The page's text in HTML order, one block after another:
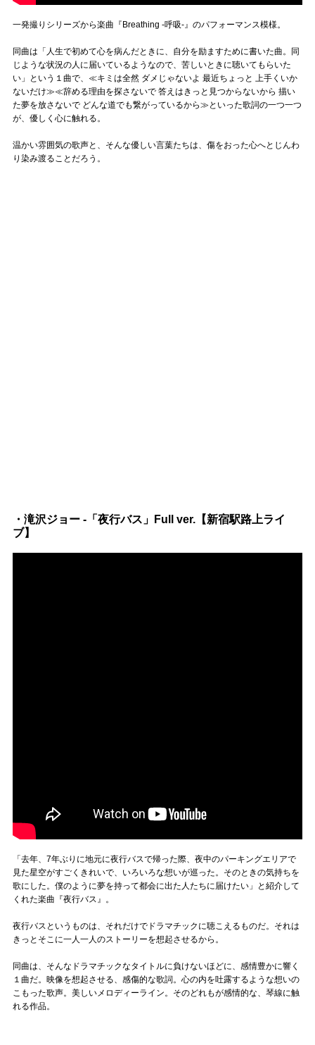
一発撮りシリーズから楽曲『Breathing -呼吸-』のパフォーマンス模様。
同曲は「人生で初めて心を病んだときに、自分を励ますために書いた曲。同
じような状況の人に届いているようなので、苦しいときに聴いてもらいた
い」という１曲で、≪キミは全然 ダメじゃないよ 最近ちょっと 上手くいか
ないだけ≫≪辞める理由を探さないで 答えはきっと見つからないから 描い
た夢を放さないで どんな道でも繋がっているから≫といった歌詞の一つ一つ
が、優しく心に触れる。
温かい雰囲気の歌声と、そんな優しい言葉たちは、傷をおった心へとじんわ
り染み渡ることだろう。
・滝沢ジョー -「夜行バス」Full ver.【新宿駅路上ライ
ブ】
「去年、7年ぶりに地元に夜行バスで帰った際、夜中のパーキングエリアで
見た星空がすごくきれいで、いろいろな想いが巡った。そのときの気持ちを
歌にした。僕のように夢を持って都会に出た人たちに届けたい」と紹介して
くれた楽曲『夜行バス』。
夜行バスというものは、それだけでドラマチックに聴こえるものだ。それは
きっとそこに一人一人のストーリーを想起させるから。
同曲は、そんなドラマチックなタイトルに負けないほどに、感情豊かに響く
１曲だ。映像を想起させる、感傷的な歌詞。心の内を吐露するような想いの
こもった歌声。美しいメロディーライン。そのどれもが感情的な、琴線に触
れる作品。